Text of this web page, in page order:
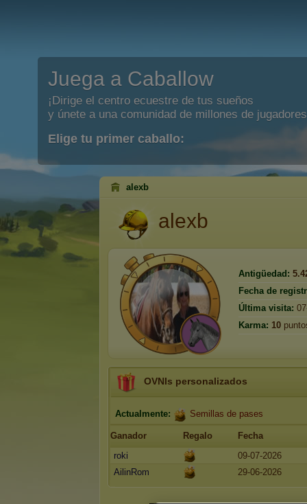
Juega a Caballow
¡Dirige el centro ecuestre de tus sueños
y únete a una comunidad de millones de
Elige tu primer caballo:
alexb
alexb
Antigüedad:
Fecha de
Última visita:
Karma: 10
OVNIs personalizados
Actualmente: Semillas de pases
Ganador Regalo
Fecha
roki
09-07-2026
AilinRom
29-06-2026